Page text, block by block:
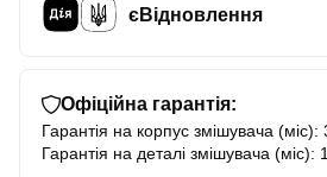
єВідновлення
Офіційна гарантія:
Гарантія на корпус змішувача (міс):
Гарантія на деталі змішувача (міс):